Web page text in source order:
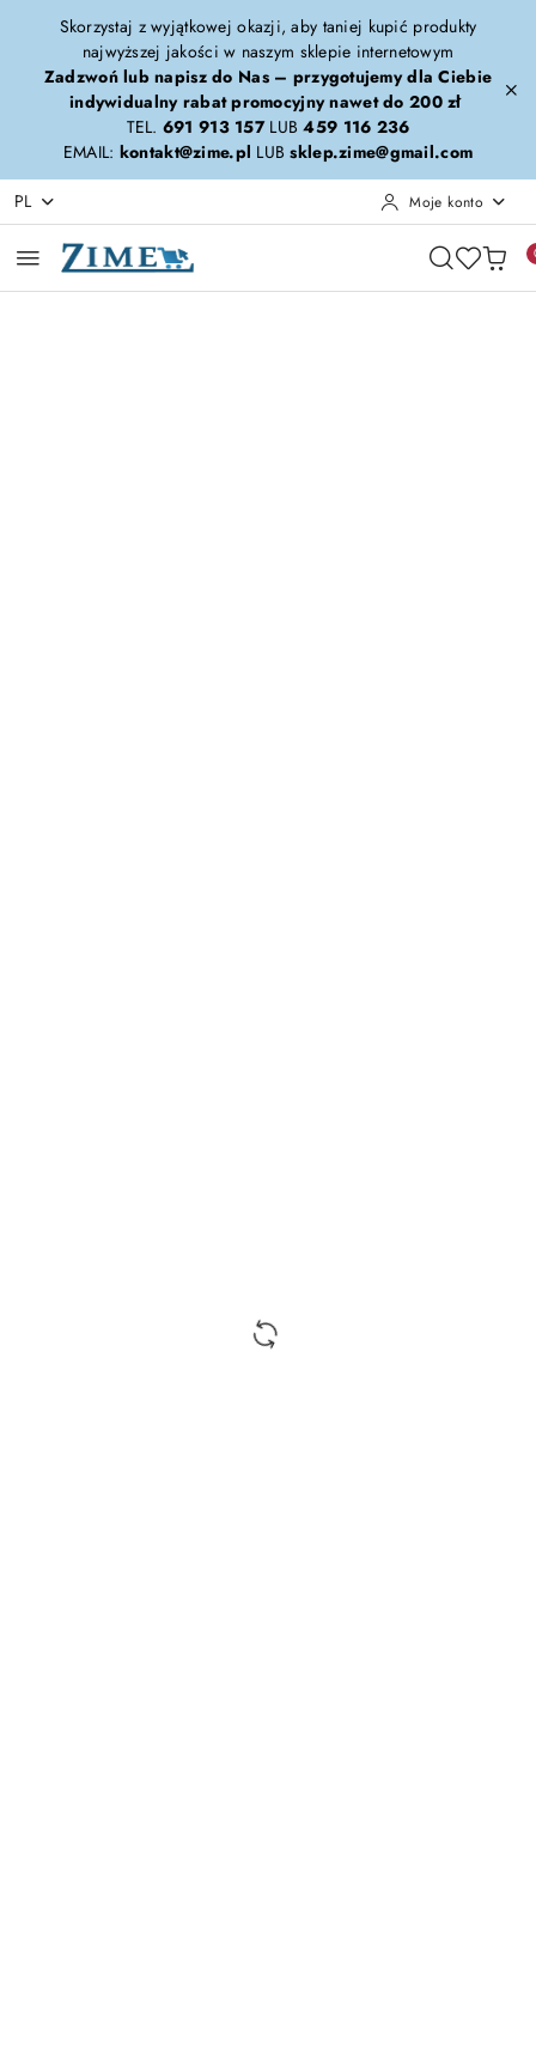
Przejdź do treści głównej
Przejdź do wyszukiwarki
Przejdź do moje konto
Przejdź do menu głównego
Przejdź do opisu produktu
Przejdź do stopki
Skorzystaj z wyjątkowej okazji, aby taniej kupić produkty
najwyższej jakości w naszym sklepie internetowym
Zadzwoń lub napisz do Nas – przygotujemy dla Ciebie
indywidualny rabat promocyjny nawet do 200 zł
TEL. 691 913 157LUB459 116 236
EMAIL: kontakt@zime.pl LUBsklep.zime@gmail.com
PL Moje konto